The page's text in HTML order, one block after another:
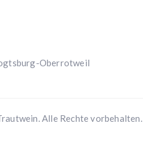
Oberrotweil
Alle Rechte vorbehalten.